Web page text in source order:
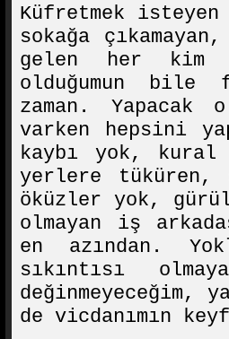
Küfretmek
sokağa
gelen her kim
olduğumun bile
zaman.
varken hepsini
kaybı yok,
yerlere tüküren,
öküzler yok,
olmayan iş
en azından.
sıkıntısı
değinmeyeceğim,
de vicdanımın